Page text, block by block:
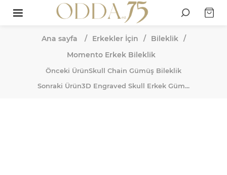
Ana sayfa / Erkekler İçin / Bileklik /
Momento Erkek Bileklik
Önceki ÜrünSkull Chain Gümüş Bileklik
Sonraki Ürün3D Engraved Skull Erkek Güm...